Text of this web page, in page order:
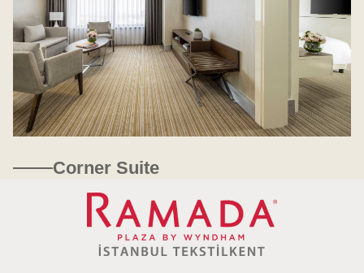
Corner Suite